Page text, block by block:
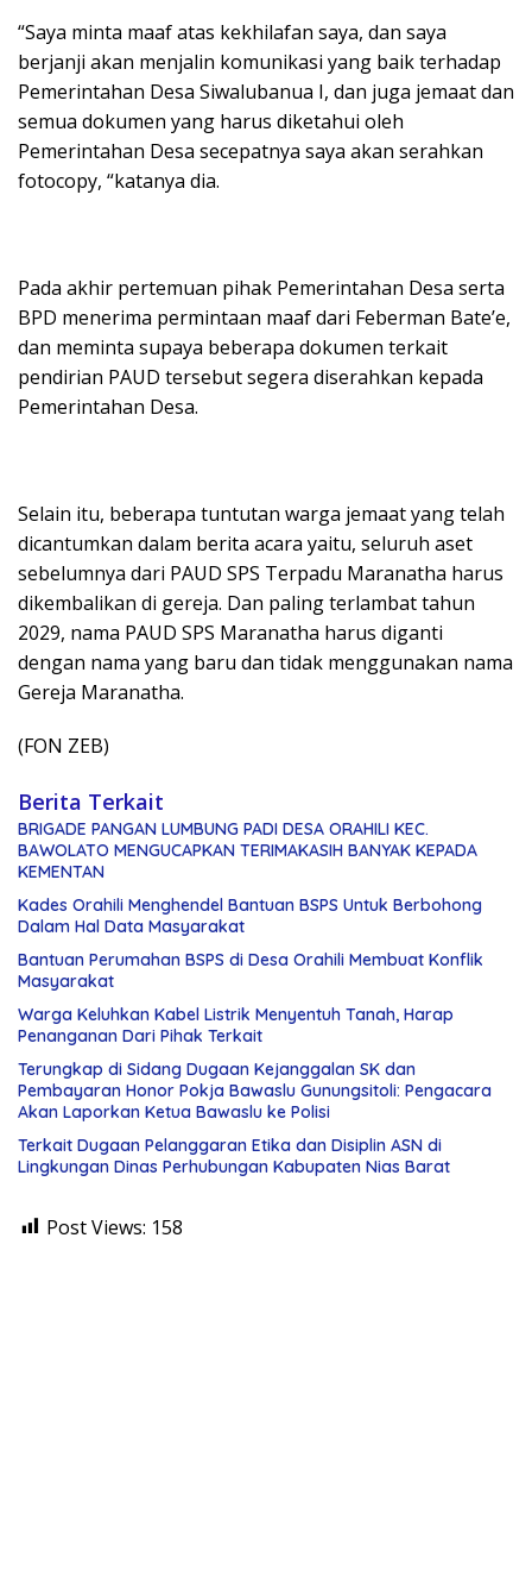
“Saya minta maaf atas kekhilafan saya, dan saya
berjanji akan menjalin komunikasi yang baik terhadap
Pemerintahan Desa Siwalubanua I, dan juga jemaat dan
semua dokumen yang harus diketahui oleh
Pemerintahan Desa secepatnya saya akan serahkan
fotocopy, “katanya dia.
Pada akhir pertemuan pihak Pemerintahan Desa serta
BPD menerima permintaan maaf dari Feberman Bate’e,
dan meminta supaya beberapa dokumen terkait
pendirian PAUD tersebut segera diserahkan kepada
Pemerintahan Desa.
Selain itu, beberapa tuntutan warga jemaat yang telah
dicantumkan dalam berita acara yaitu, seluruh aset
sebelumnya dari PAUD SPS Terpadu Maranatha harus
dikembalikan di gereja. Dan paling terlambat tahun
2029, nama PAUD SPS Maranatha harus diganti
dengan nama yang baru dan tidak menggunakan nama
Gereja Maranatha.
(FON ZEB)
Berita Terkait
BRIGADE PANGAN LUMBUNG PADI DESA ORAHILI KEC.
BAWOLATO MENGUCAPKAN TERIMAKASIH BANYAK KEPADA
KEMENTAN
Kades Orahili Menghendel Bantuan BSPS Untuk Berbohong
Dalam Hal Data Masyarakat
Bantuan Perumahan BSPS di Desa Orahili Membuat Konflik
Masyarakat
Warga Keluhkan Kabel Listrik Menyentuh Tanah, Harap
Penanganan Dari Pihak Terkait
Terungkap di Sidang Dugaan Kejanggalan SK dan
Pembayaran Honor Pokja Bawaslu Gunungsitoli: Pengacara
Akan Laporkan Ketua Bawaslu ke Polisi
Terkait Dugaan Pelanggaran Etika dan Disiplin ASN di
Lingkungan Dinas Perhubungan Kabupaten Nias Barat
Post Views: 158